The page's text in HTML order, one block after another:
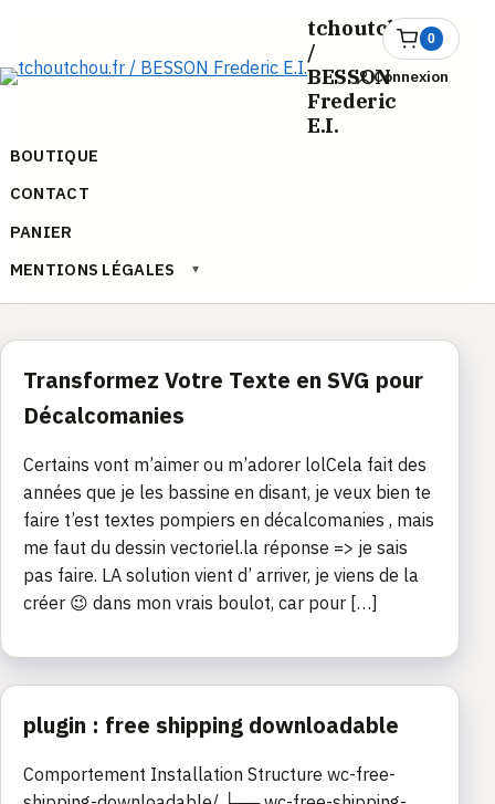
contenu
tchoutchou.fr
/
BESSON
Frederic
E.I.
BOUTIQUE
CONTACT
PANIER
MENTIONS LÉGALES
▾
0
Ouvrir
le
panier
Connexion
Transformez Votre Texte en SVG pour
Décalcomanies
Certains vont m’aimer ou m’adorer lolCela fait des
années que je les bassine en disant, je veux bien te
faire t’est textes pompiers en décalcomanies , mais
me faut du dessin vectoriel.la réponse => je sais
pas faire. LA solution vient d’ arriver, je viens de la
créer 😉 dans mon vrais boulot, car pour […]
plugin : free shipping downloadable
Comportement Installation Structure wc-free-